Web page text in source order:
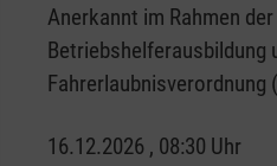
Anerkannt im Rahmen der
Betriebshelferausbildung
Fahrerlaubnisverordnung
16.12.2026 , 08:30 Uhr